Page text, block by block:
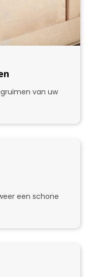
van uw
een schone